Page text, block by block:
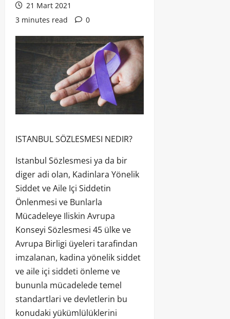
21 Mart 2021
3 minutes read
0
ISTANBUL SÖZLESMESI NEDIR?
Istanbul Sözlesmesi ya da bir
diger adi olan, Kadinlara Yönelik
Siddet ve Aile Içi Siddetin
Önlenmesi ve Bunlarla
Mücadeleye Iliskin Avrupa
Konseyi Sözlesmesi 45 ülke ve
Avrupa Birligi üyeleri tarafindan
imzalanan, kadina yönelik siddet
ve aile içi siddeti önleme ve
bununla mücadelede temel
standartlari ve devletlerin bu
konudaki yükümlülüklerini